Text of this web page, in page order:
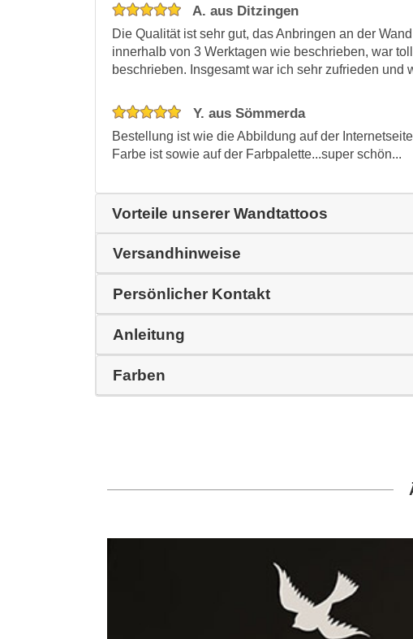
A. aus Ditzingen
Die Qualität ist sehr gut, das Anbringen an der
innerhalb von 3 Werktagen wie beschrieben, war
beschrieben. Insgesamt war ich sehr zufrieden und
Y. aus Sömmerda
Bestellung ist wie die Abbildung auf der
Farbe ist sowie auf der Farbpalette...super schön...
Vorteile unserer Wandtattoos
Versandhinweise
Persönlicher Kontakt
Anleitung
Farben